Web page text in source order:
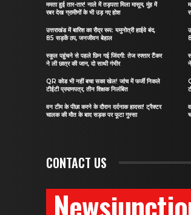
ममता हुई तार-तार! नाले में तड़पता मिला मासूम, मुंह में
रबर देख ग्रामीणों के भी उड़ गए होश
उत्तराखंड में बारिश का रौद्र रूप: यमुनोत्री हाईवे बंद,
85 सड़कें ठप, जनजीवन बेहाल
स्कूल पहुंचने से पहले छिन गई जिंदगी: तेज रफ्तार टैंकर
ने ली छात्र की जान, दो साथी गंभीर
QR कोड भी नहीं बचा सका खेल! जांच में फर्जी निकले
टीईटी प्रमाणपत्र, तीन शिक्षक निलंबित
वन टीम के पीछा करने के दौरान दर्दनाक हादसा! ट्रैक्टर
चालक की मौत के बाद सड़क पर फूटा गुस्सा
CONTACT US